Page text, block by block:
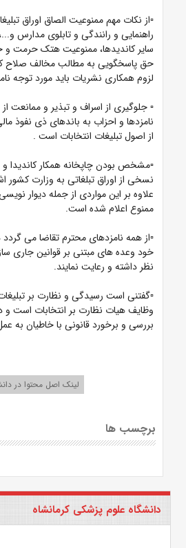
▫️از نکات مهم ممنوعیت الصاق اوراق
راهنمایی و رانندگی و تابلوی مدارس
سایر کاندیدها، ممنوعیت هتک حرمت و
حق پاسخگویی به مطالب مخالف صلاح
لزوم همکاری نشریات باید مورد توجه
▫️ جلوگیری از اسراف و تبذیر و ممانعت
نامزدها و احزاب به باندهای ذی نفوذ
از اصول تبلیغات انتخابات است .
▫️مشخص بودن چاپخانه همکار کاندیدا و
نسخی از اوراق تبلغاتی به وزارت کشور
علاوه بر این مواردی از جمله دیوار
ممنوع اعلام شده است.
▫️از همه نامزدهای محترم تقاضا می گردد
خود وعده های مبتنی بر قوانین جاری
نظر داشته و رعایت نمایند.
▫️گفتنی است رسیدگی و نظارت بر
وظایف هیات نظارت بر انتخابات است
بررسی و برخورد قانونی با خاطیان به
لینک اصل محتوا در
برچسب ها
دانشگاه علوم پزشکی کرمانشاه